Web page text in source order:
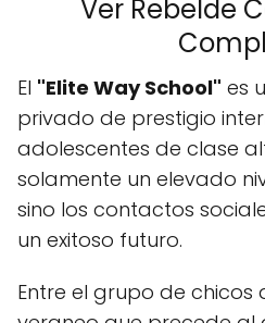
Ver Rebelde
El "Elite Way School" es
privado de prestigio
adolescentes de clase
solamente un elevado
sino los contactos
un exitoso futuro.
Entre el grupo de